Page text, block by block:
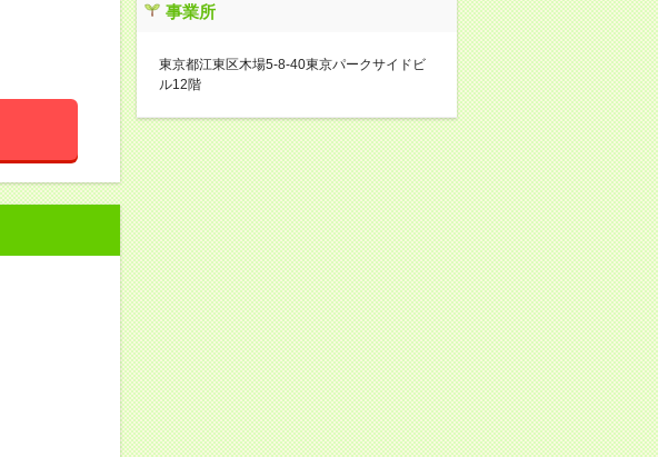
事業所
東京都江東区木場5-8-40東京パークサイドビ
ル12階